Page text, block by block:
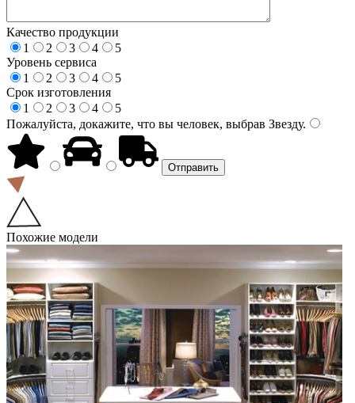
Качество продукции
1
2 3 4
5
Уровень сервиса
1
2 3 4
5
Срок изготовления
1
2 3 4
5
Пожалуйста, докажите, что вы человек, выбрав Звезду.
Похожие модели